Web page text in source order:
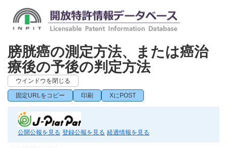
膀胱癌の測定方法、または癌治
療後の予後の判定方法
ウインドウを閉じる
固定URLをコピー 印刷 XにPOST
公開公報を見る 登録公報を見る 経過情報を見る